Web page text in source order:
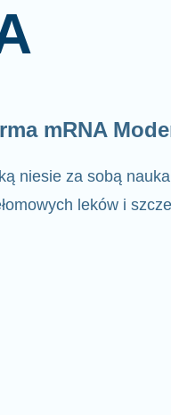
mRNA
niesie za sobą
leków i